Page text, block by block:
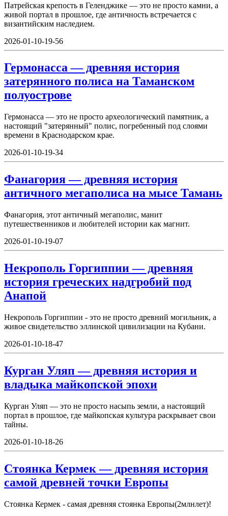
Патрейская крепость в Геленджике — это не просто камни, а
живой портал в прошлое, где античность встречается с
византийским наследием.
2026-01-10-19-56
Гермонасса — древняя история
затерянного полиса на Таманском
полуострове
Гермонасса — это не просто археологический памятник, а
настоящий "затерянный" полис, погребенный под слоями
времени в Краснодарском крае.
2026-01-10-19-34
Фанагория — древняя история
античного мегаполиса на мысе Тамань
Фанагория, этот античный мегаполис, манит
путешественников и любителей истории как магнит.
2026-01-10-19-07
Некрополь Горгиппии — древняя
история греческих надгробий под
Анапой
Некрополь Горгиппии - это не просто древний могильник, а
живое свидетельство эллинской цивилизации на Кубани.
2026-01-10-18-47
Курган Уляп — древняя история и
владыка майкопской эпохи
Курган Уляп — это не просто насыпь земли, а настоящий
портал в прошлое, где майкопская культура раскрывает свои
тайны.
2026-01-10-18-26
Стоянка Кермек — древняя история
самой древней точки Европы
Стоянка Кермек - самая древняя стоянка Европы(2млнлет)!